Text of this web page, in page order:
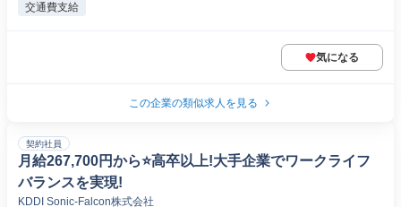
交通費支給
気になる
この企業の類似求人を見る
契約社員
月給267,700円から⭐️高卒以上!大手企業でワークライフ
バランスを実現!
KDDI Sonic-Falcon株式会社